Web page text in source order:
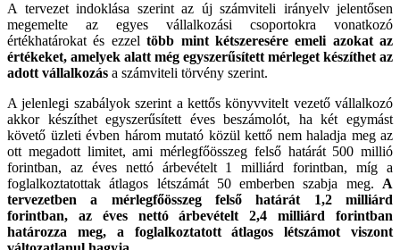
A tervezet indoklása szerint az új számviteli irányelv jelentősen
megemelte az egyes vállalkozási csoportokra vonatkozó
értékhatárokat és ezzeltöbb mint kétszeresére emeli azokat az
értékeket, amelyek alatt még egyszerűsített mérleget készíthet az
adott vállalkozás a számviteli törvény szerint.
A jelenlegi szabályok szerint a kettős könyvvitelt vezető vállalkozó
akkor készíthet egyszerűsített éves beszámolót, ha két egymást
követő üzleti évben három mutató közül kettő nem haladja meg az
ott megadott limitet, ami mérlegfőösszeg felső határát 500 millió
forintban, az éves nettó árbevételt 1 milliárd forintban, míg a
foglalkoztatottak átlagos létszámát 50 emberben szabja meg. A
tervezetben a mérlegfőösszeg felső határát 1,2 milliárd
forintban, az éves nettó árbevételt 2,4 milliárd forintban
határozza meg, a foglalkoztatott átlagos létszámot viszont